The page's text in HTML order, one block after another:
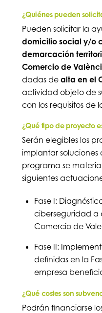
¿Quiénes pueden
Pueden solicitar la
domicilio social y/o
demarcación
Comercio de
dadas de alta en el
actividad objeto de
con los requisitos de
¿Qué tipo de proyecto
Serán elegibles los
implantar soluciones
programa se
siguientes
Fase I:
ciberseguridad
Comercio de
Fase II:
definidas en la
empresa
¿Qué costes son
Podrán financiarse